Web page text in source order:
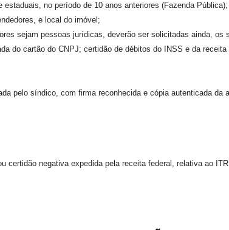
no período de 10 anos anteriores (Fazenda Pública);
e local do imóvel;
sejam pessoas jurídicas, deverão ser solicitadas ainda,
do cartão do CNPJ; certidão de débitos do INSS e da receita
pelo síndico, com firma reconhecida e cópia autenticada da
certidão negativa expedida pela receita federal, relativa ao